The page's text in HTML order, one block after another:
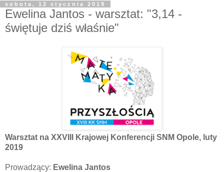
sobota, 12 stycznia 2019
Ewelina Jantos - warsztat: "3,14 -
świętuje dziś właśnie"
Warsztat na XXVIII Krajowej Konferencji SNM Opole, luty
2019
Prowadzący: Ewelina Jantos